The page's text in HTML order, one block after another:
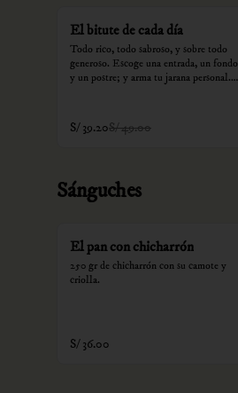
El bitute de cada día
Todo rico, todo sabroso, y sobre todo
generoso. Escoge una entrada, un fondo
y un postre; y arma tu jarana personal.
soles e incluyen impuestos de ley y
recargo al consumo.
S/ 39.20S/ 49.00
Sánguches
El pan con chicharrón
250 gr de chicharrón con su camote y
criolla.
S/ 36.00